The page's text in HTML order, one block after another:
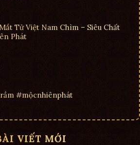
Tử Việt Nam Chìm – Siêu Chất
Phát
#mộcnhiênphát
VIẾT MỚI